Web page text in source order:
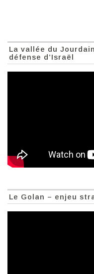
La vallée du
défense d’Israël
Le Golan – enjeu